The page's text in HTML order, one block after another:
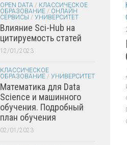
OPEN DATA / КЛАССИЧЕСКОЕ
ОБРАЗОВАНИЕ / ОНЛАЙН
СЕРВИСЫ / УНИВЕРСИТЕТ
Влияние Sci-Hub на
цитируемость статей
12/01/2023
КЛАССИЧЕСКОЕ
ОБРАЗОВАНИЕ / УНИВЕРСИТЕТ
Математика для Data
Science и машинного
обучения. Подробный
план обучения
02/01/2023